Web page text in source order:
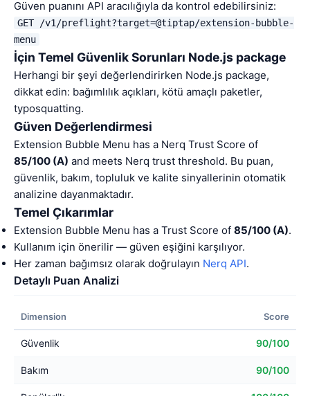
Güven puanını API aracılığıyla da kontrol edebilirsiniz:
GET /v1/preflight?target=@tiptap/extension-bubble-
menu
İçin Temel Güvenlik Sorunları Node.js package
Herhangi bir şeyi değerlendirirken Node.js package,
dikkat edin: bağımlılık açıkları, kötü amaçlı paketler,
typosquatting.
Güven Değerlendirmesi
Extension Bubble Menu has a Nerq Trust Score of
85/100 (A) and meets Nerq trust threshold. Bu puan,
güvenlik, bakım, topluluk ve kalite sinyallerinin otomatik
analizine dayanmaktadır.
Temel Çıkarımlar
Extension Bubble Menu has a Trust Score of 85/100 (A).
Kullanım için önerilir — güven eşiğini karşılıyor.
Her zaman bağımsız olarak doğrulayın Nerq API.
Detaylı Puan Analizi
Dimension Score
Güvenlik 90/100
Bakım 90/100